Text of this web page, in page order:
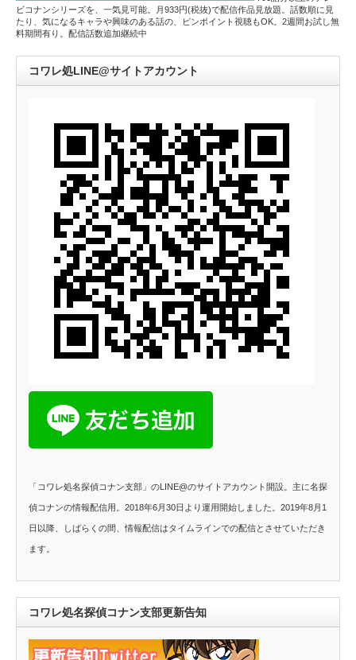
ビコナンシリーズを、一気見可能。月933円(税抜)で配信作品見放題。話数順に見
たり、気になるキャラや興味のある話の、ピンポイント視聴もOK。2週間お試し無
料期間有り。配信話数追加継続中
コワレ処LINE@サイトアカウント
「コワレ処名探偵コナン支部」のLINE@のサイトアカウント開設。主に名探
偵コナンの情報配信用。2018年6月30日より運用開始しました。2019年8月1
日以降、しばらくの間、情報配信はタイムラインでの配信とさせていただき
ます。
コワレ処名探偵コナン支部更新告知